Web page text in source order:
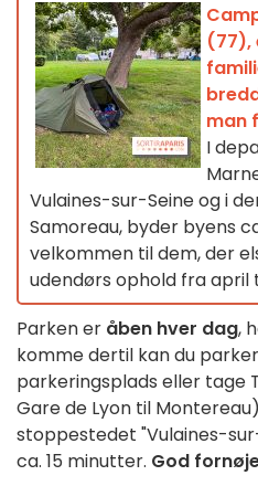
(77),
man
I
Vulaines-sur-Seine og i
Samoreau, byder byens
velkommen til dem, der
udendørs ophold fra april
Parken er åben hver dag,
komme dertil kan du
parkeringsplads eller tage
Gare de Lyon til
stoppestedet "Vulaines-
ca. 15 minutter. God